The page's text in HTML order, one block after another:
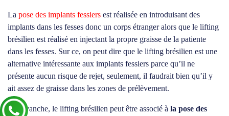
La pose des implants fessiers est réalisée en introduisant des
implants dans les fesses donc un corps étranger alors que le lifting
brésilien est réalisé en injectant la propre graisse de la patiente
dans les fesses. Sur ce, on peut dire que le lifting brésilien est une
alternative intéressante aux implants fessiers parce qu’il ne
présente aucun risque de rejet, seulement, il faudrait bien qu’il y
ait assez de graisse dans les zones de prélèvement.
En revanche, le lifting brésilien peut être associé à la pose des